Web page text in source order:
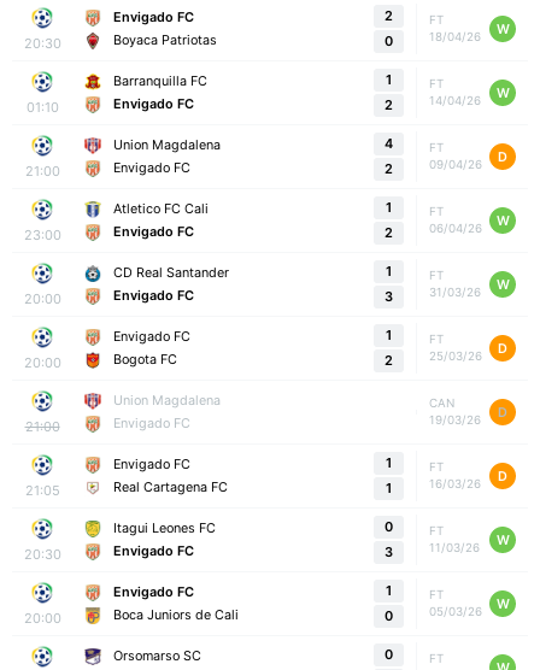
20:30
Envigado FC
Boyaca Patriotas
2
0
FT
18/04/26
W
01:10
Barranquilla FC
Envigado FC
1
2
FT
14/04/26
W
21:00
Union Magdalena
Envigado FC
4
2
FT
09/04/26
D
23:00
Atletico FC Cali
Envigado FC
1
2
FT
06/04/26
W
20:00
CD Real Santander
Envigado FC
1
3
FT
31/03/26
W
20:00
Envigado FC
Bogota FC
1
2
FT
25/03/26
D
21:00
Union Magdalena
Envigado FC
CAN
19/03/26
D
21:05
Envigado FC
Real Cartagena FC
1
1
FT
16/03/26
D
20:30
Itagui Leones FC
Envigado FC
0
3
FT
11/03/26
W
20:00
Envigado FC
Boca Juniors de Cali
1
0
FT
05/03/26
W
Orsomarso SC 0
FT